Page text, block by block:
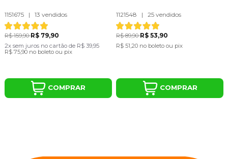
1151675 | 13 vendidos
R$ 159,90R$ 79,90
2x sem juros no cartãode R$ 39,95
R$ 75,90 no boleto ou pix
COMPRAR
1121548 | 25 vendidos
R$ 89,90R$ 53,90
R$ 51,20 no boleto ou pix
COMPRAR